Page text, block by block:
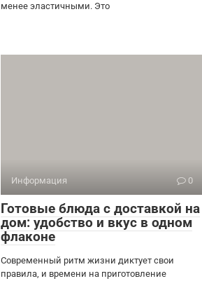
менее эластичными. Это
Информация 0
Готовые блюда с доставкой на
дом: удобство и вкус в одном
флаконе
Современный ритм жизни диктует свои
правила, и времени на приготовление